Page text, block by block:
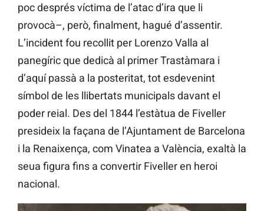
poc després víctima de l’atac d’ira que li
provocà–, però, finalment, hagué d’assentir.
L’incident fou recollit per Lorenzo Valla al
panegíric que dedicà al primer Trastàmara i
d’aquí passà a la posteritat, tot esdevenint
símbol de les llibertats municipals davant el
poder reial. Des del 1844 l’estàtua de Fiveller
presideix la façana de l’Ajuntament de Barcelona
i la Renaixença, com Vinatea a València, exaltà la
seua figura fins a convertir Fiveller en heroi
nacional.